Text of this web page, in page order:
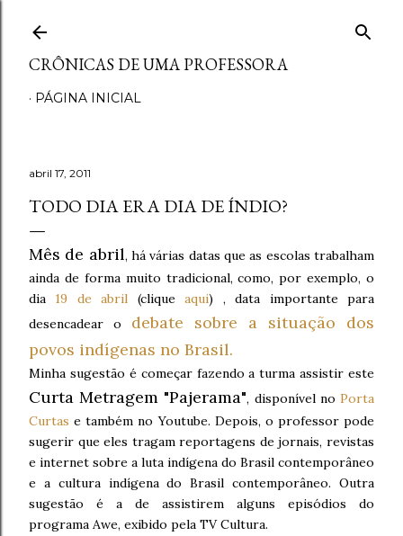
CRÔNICAS DE UMA PROFESSORA
PÁGINA INICIAL
abril 17, 2011
TODO DIA ERA DIA DE ÍNDIO?
Mês de abril, há várias datas que as escolas trabalham
ainda de forma muito tradicional, como, por exemplo, o
dia 19 de abril (cliqueaqui) , data importante para
desencadear o debate sobre a situação dos
povos indígenas no Brasil.
Minha sugestão é começar fazendo a turma assistir este
Curta Metragem "Pajerama", disponível noPorta
Curtas e também no Youtube. Depois, o professor pode
sugerir que eles tragam reportagens de jornais, revistas
e internet sobre a luta indígena do Brasil contemporâneo
e a cultura indígena do Brasil contemporâneo. Outra
sugestão é a de assistirem alguns episódios do
programa Awe, exibido pela TV Cultura.